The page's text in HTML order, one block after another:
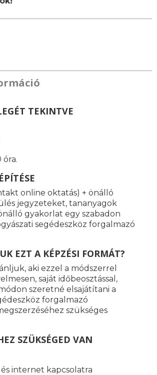
TEKINTVE
óra.
online oktatás) + önálló
jegyzeteket, tananyagok
gyakorlat egy szabadon
segédeszköz forgalmazó
EZT A KÉPZÉSI FORMÁT?
aki ezzel a módszerrel
saját időbeosztással,
szeretné elsajátítani a
forgalmazó
szükséges
SZÜKSÉGED VAN
internet kapcsolatra